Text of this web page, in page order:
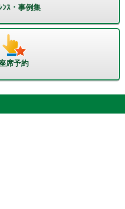
ﾝｽ・事例集
席予約